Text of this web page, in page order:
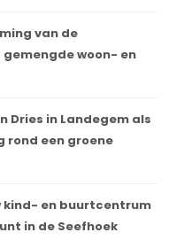
van de
woon- en
in Landegem als
rond een groene
kind- en buurtcentrum
in de Seefhoek